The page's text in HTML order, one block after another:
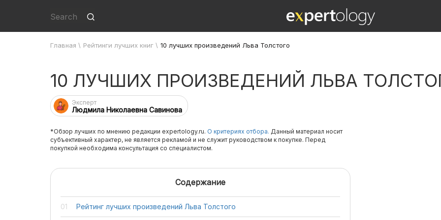
Главная \ Рейтинги лучших книг \ 10 лучших произведений Льва Толстого
10 ЛУЧШИХ ПРОИЗВЕДЕНИЙ ЛЬВА
Эксперт
Людмила Николаевна Савинова
*Обзор лучших по мнению редакции expertology.ru. О критериях отбора. Данный материал носит
субъективный характер, не является рекламой и не служит руководством к покупке. Перед
покупкой необходима консультация со специалистом.
Содержание
Рейтинг лучших произведений Льва Толстого